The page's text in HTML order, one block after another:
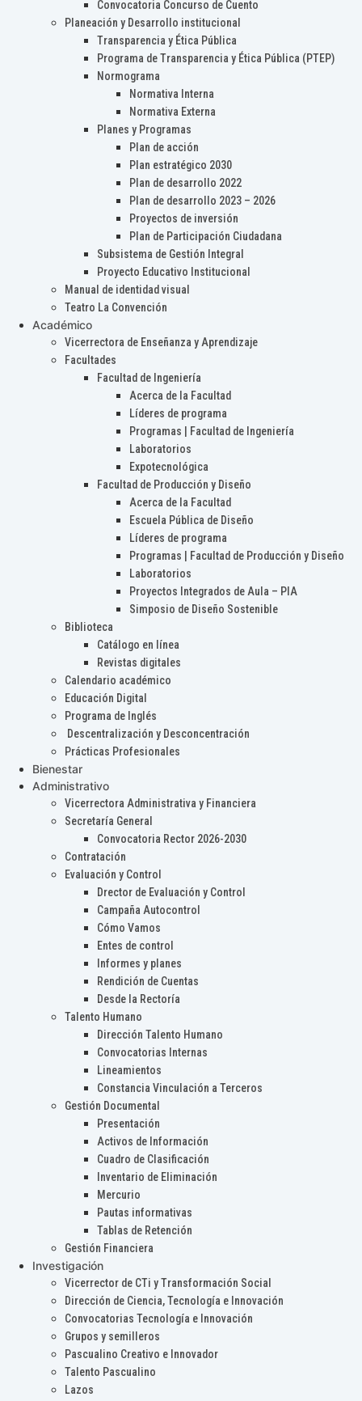
Convocatoria Concurso de Cuento
Planeación y Desarrollo institucional
Transparencia y Ética Pública
Programa de Transparencia y Ética Pública (PTEP)
Normograma
Normativa Interna
Normativa Externa
Planes y Programas
Plan de acción
Plan estratégico 2030
Plan de desarrollo 2022
Plan de desarrollo 2023 – 2026
Proyectos de inversión
Plan de Participación Ciudadana
Subsistema de Gestión Integral
Proyecto Educativo Institucional
Manual de identidad visual
Teatro La Convención
Académico
Vicerrectora de Enseñanza y Aprendizaje
Facultades
Facultad de Ingeniería
Acerca de la Facultad
Líderes de programa
Programas | Facultad de Ingeniería
Laboratorios
Expotecnológica
Facultad de Producción y Diseño
Acerca de la Facultad
Escuela Pública de Diseño
Líderes de programa
Programas | Facultad de Producción y Diseño
Laboratorios
Proyectos Integrados de Aula – PIA
Simposio de Diseño Sostenible
Biblioteca
Catálogo en línea
Revistas digitales
Calendario académico
Educación Digital
Programa de Inglés
Descentralización y Desconcentración
Prácticas Profesionales
Bienestar
Administrativo
Vicerrectora Administrativa y Financiera
Secretaría General
Convocatoria Rector 2026-2030
Contratación
Evaluación y Control
Drector de Evaluación y Control
Campaña Autocontrol
Cómo Vamos
Entes de control
Informes y planes
Rendición de Cuentas
Desde la Rectoría
Talento Humano
Dirección Talento Humano
Convocatorias Internas
Lineamientos
Constancia Vinculación a Terceros
Gestión Documental
Presentación
Activos de Información
Cuadro de Clasificación
Inventario de Eliminación
Mercurio
Pautas informativas
Tablas de Retención
Gestión Financiera
Investigación
Vicerrector de CTi y Transformación Social
Dirección de Ciencia, Tecnología e Innovación
Convocatorias Tecnología e Innovación
Grupos y semilleros
Pascualino Creativo e Innovador
Talento Pascualino
Lazos